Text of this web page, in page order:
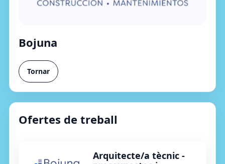
Bojuna
Tornar
Ofertes de treball
Arquitecte/a tècnic -